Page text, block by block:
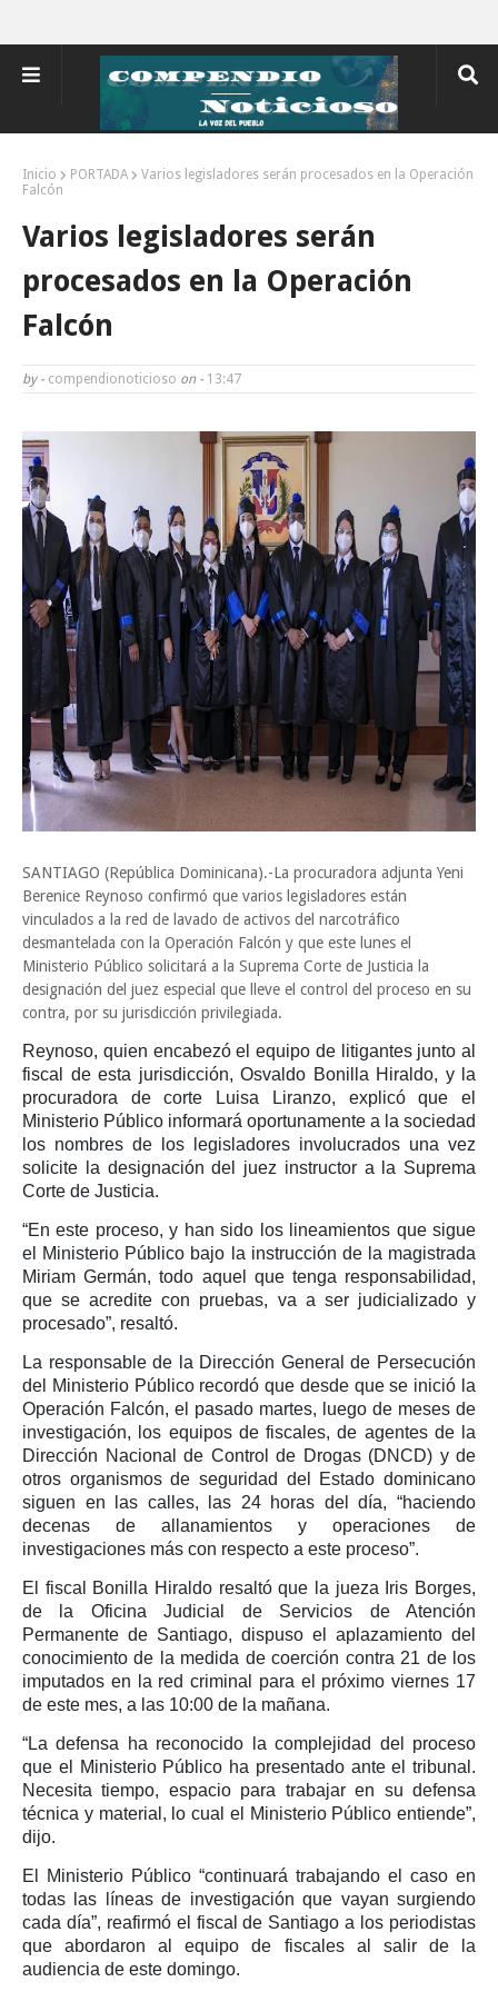
Inicio PORTADA
Varios legisladores serán procesados en la Operación
Falcón
Varios legisladores serán
procesados en la Operación
Falcón
by - compendionoticioso on - 13:47
SANTIAGO (República Dominicana).-La procuradora adjunta Yeni
Berenice Reynoso confirmó que varios legisladores están
vinculados a la red de lavado de activos del narcotráfico
desmantelada con la Operación Falcón y que este lunes el
Ministerio Público solicitará a la Suprema Corte de Justicia la
designación del juez especial que lleve el control del proceso en su
contra, por su jurisdicción privilegiada.
Reynoso, quien encabezó el equipo de litigantes junto al
fiscal de esta jurisdicción, Osvaldo Bonilla Hiraldo, y la
procuradora de corte Luisa Liranzo, explicó que el
Ministerio Público informará oportunamente a la sociedad
los nombres de los legisladores involucrados una vez
solicite la designación del juez instructor a la Suprema
Corte de Justicia.
“En este proceso, y han sido los lineamientos que sigue
el Ministerio Público bajo la instrucción de la magistrada
Miriam Germán, todo aquel que tenga responsabilidad,
que se acredite con pruebas, va a ser judicializado y
procesado”, resaltó.
La responsable de la Dirección General de Persecución
del Ministerio Público recordó que desde que se inició la
Operación Falcón, el pasado martes, luego de meses de
investigación, los equipos de fiscales, de agentes de la
Dirección Nacional de Control de Drogas (DNCD) y de
otros organismos de seguridad del Estado dominicano
siguen en las calles, las 24 horas del día, “haciendo
decenas de allanamientos y operaciones de
investigaciones más con respecto a este proceso”.
El fiscal Bonilla Hiraldo resaltó que la jueza Iris Borges,
de la Oficina Judicial de Servicios de Atención
Permanente de Santiago, dispuso el aplazamiento del
conocimiento de la medida de coerción contra 21 de los
imputados en la red criminal para el próximo viernes 17
de este mes, a las 10:00 de la mañana.
“La defensa ha reconocido la complejidad del proceso
que el Ministerio Público ha presentado ante el tribunal.
Necesita tiempo, espacio para trabajar en su defensa
técnica y material, lo cual el Ministerio Público entiende”,
dijo.
El Ministerio Público “continuará trabajando el caso en
todas las líneas de investigación que vayan surgiendo
cada día”, reafirmó el fiscal de Santiago a los periodistas
que abordaron al equipo de fiscales al salir de la
audiencia de este domingo.